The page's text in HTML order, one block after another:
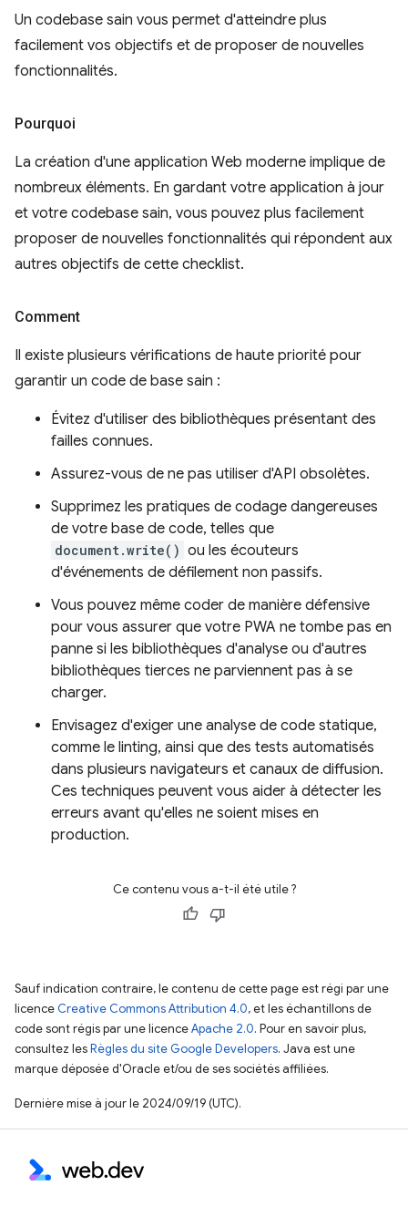
Un codebase sain vous permet d'atteindre plus
facilement vos objectifs et de proposer de nouvelles
fonctionnalités.
Pourquoi
La création d'une application Web moderne implique de
nombreux éléments. En gardant votre application à jour
et votre codebase sain, vous pouvez plus facilement
proposer de nouvelles fonctionnalités qui répondent aux
autres objectifs de cette checklist.
Comment
Il existe plusieurs vérifications de haute priorité pour
garantir un code de base sain :
Évitez d'utiliser des bibliothèques présentant des
failles connues.
Assurez-vous de ne pas utiliser d'API obsolètes.
Supprimez les pratiques de codage dangereuses
de votre base de code, telles que
document.write() ou les écouteurs
d'événements de défilement non passifs.
Vous pouvez même coder de manière défensive
pour vous assurer que votre PWA ne tombe pas en
panne si les bibliothèques d'analyse ou d'autres
bibliothèques tierces ne parviennent pas à se
charger.
Envisagez d'exiger une analyse de code statique,
comme le linting, ainsi que des tests automatisés
dans plusieurs navigateurs et canaux de diffusion.
Ces techniques peuvent vous aider à détecter les
erreurs avant qu'elles ne soient mises en
production.
Ce contenu vous a-t-il été utile ?
Sauf indication contraire, le contenu de cette page est régi par une
licence Creative Commons Attribution 4.0, et les échantillons de
code sont régis par une licenceApache 2.0. Pour en savoir plus,
consultez lesRègles du site Google Developers. Java est une
marque déposée d'Oracle et/ou de ses sociétés affiliées.
Dernière mise à jour le 2024/09/19 (UTC).